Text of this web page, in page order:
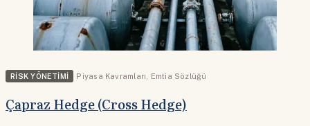
RISK YÖNETIMI Piyasa Kavramları Emtia Sözlüğü
Çapraz Hedge (Cross Hedge)